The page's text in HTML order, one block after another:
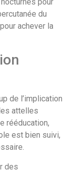
du
achever la
de l’implication
attelles
rééducation,
est bien suivi,
des